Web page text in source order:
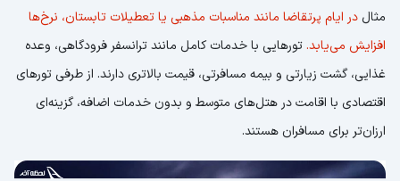
مثالدر ایام پرتقاضا مانند مناسبات مذهبی یا تعطیلات تابستان، نرخ‌ها
افزایش می‌یابد.تورهایی با خدمات کامل مانند ترانسفر فرودگاهی، وعده
غذایی، گشت زیارتی و بیمه مسافرتی، قیمت بالاتری دارند. از طرفی تورهای
اقتصادی با اقامت در هتل‌های متوسط و بدون خدمات اضافه، گزینه‌ای
ارزان‌تر برای مسافران هستند.